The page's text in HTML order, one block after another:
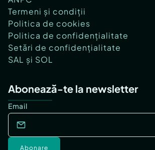
Termeni și condiții
Politica de cookies
Politica de confidențialitate
Setări de confidențialitate
SAL și SOL
Abonează-te la newsletter
Email
Abonare